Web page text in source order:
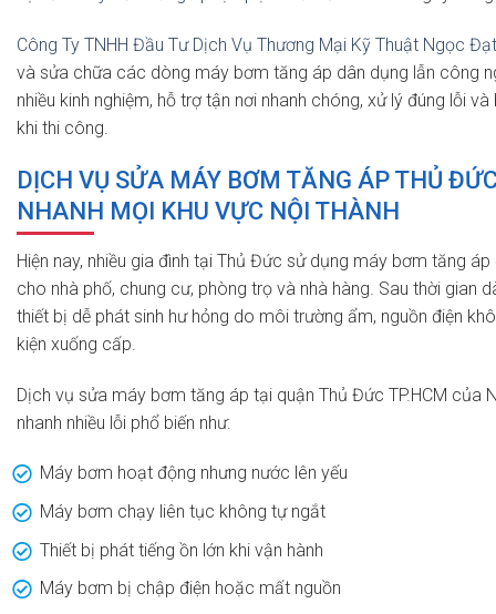
Công Ty TNHH Đầu Tư Dịch Vụ Thương Mại Kỹ Thuật Ngọc Đạt
và sửa chữa các dòng máy bơm tăng áp dân dụng lẫn công
nhiều kinh nghiệm, hỗ trợ tận nơi nhanh chóng, xử lý đúng lỗi
khi thi công.
DỊCH VỤ SỬA MÁY BƠM TĂNG ÁP THỦ
NHANH MỌI KHU VỰC NỘI THÀNH
Hiện nay, nhiều gia đình tại Thủ Đức sử dụng máy bơm tăng
cho nhà phố, chung cư, phòng trọ và nhà hàng. Sau thời gian
thiết bị dễ phát sinh hư hỏng do môi trường ẩm, nguồn điện
kiện xuống cấp.
Dịch vụ sửa máy bơm tăng áp tại quận Thủ Đức TP.HCM của
nhanh nhiều lỗi phổ biến như:
Máy bơm hoạt động nhưng nước lên yếu
Máy bơm chạy liên tục không tự ngắt
Thiết bị phát tiếng ồn lớn khi vận hành
Máy bơm bị chập điện hoặc mất nguồn